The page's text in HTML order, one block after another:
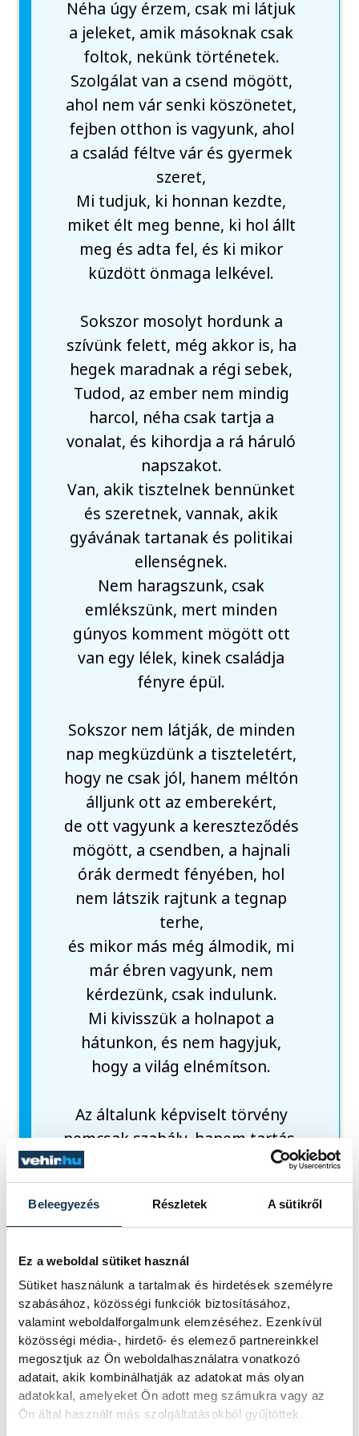
Beleegyezés Részletek A sütikről
Ez a weboldal sütiket használ
Sütiket használunk a tartalmak és hirdetések személyre
szabásához, közösségi funkciók biztosításához,
valamint weboldalforgalmunk elemzéséhez. Ezenkívül
közösségi média-, hirdető- és elemező partnereinkkel
megosztjuk az Ön weboldalhasználatra vonatkozó
adatait, akik kombinálhatják az adatokat más olyan
adatokkal, amelyeket Ön adott meg számukra vagy az
Ön által használt más szolgáltatásokból gyűjtöttek.
Néha úgy érzem, csak mi látjuk
a jeleket, amik másoknak csak
foltok, nekünk történetek.
Szolgálat van a csend mögött,
ahol nem vár senki köszönetet,
fejben otthon is vagyunk, ahol
a család féltve vár és gyermek
szeret,
Mi tudjuk, ki honnan kezdte,
miket élt meg benne, ki hol állt
meg és adta fel, és ki mikor
küzdött önmaga lelkével.
Sokszor mosolyt hordunk a
szívünk felett, még akkor is, ha
hegek maradnak a régi sebek,
Tudod, az ember nem mindig
harcol, néha csak tartja a
vonalat, és kihordja a rá háruló
napszakot.
Van, akik tisztelnek bennünket
és szeretnek, vannak, akik
gyávának tartanak és politikai
ellenségnek.
Nem haragszunk, csak
emlékszünk, mert minden
gúnyos komment mögött ott
van egy lélek, kinek családja
fényre épül.
Sokszor nem látják, de minden
nap megküzdünk a tiszteletért,
hogy ne csak jól, hanem méltón
álljunk ott az emberekért,
de ott vagyunk a kereszteződés
mögött, a csendben, a hajnali
órák dermedt fényében, hol
nem látszik rajtunk a tegnap
terhe,
és mikor más még álmodik, mi
már ébren vagyunk, nem
kérdezünk, csak indulunk.
Mi kivisszük a holnapot a
hátunkon, és nem hagyjuk,
hogy a világ elnémítson.
Az általunk képviselt törvény
nemcsak szabály, hanem tartás,
intézkedés, hanem méltóság.
De a világ nem mindig ezt látja,
néha elég egy elcsúszott
döntés, egy rossz válasz, s már
nem ember vagy, hanem egy
Hiba, egy Cím, egy Cikk, egy
elítélt szolgálat, egy megítélés.
Két világ közt egyensúlyozunk,
hol egyikben féltve szeretünk, a
másikban féltve szolgálunk, és
közben élni próbálunk…